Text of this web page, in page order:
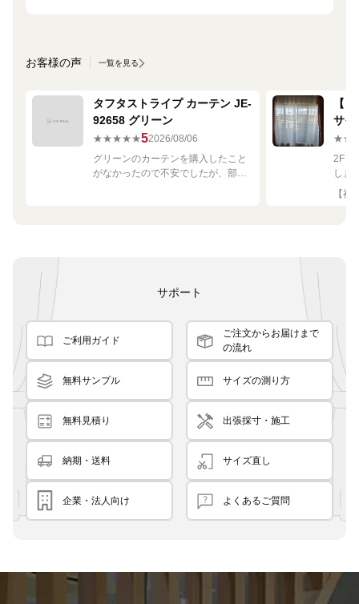
お客様の声 一覧を見る
タフタストライプ カーテン JE-
92658 グリーン
★★★★★52026/08/06
グリーンのカーテンを購入したこと
がなかったので不安でしたが、部屋
【
サイ
2Fリ
しま
し
で
【神
サポート
ご利用ガイド
ご注文からお届けまで
の流れ
無料サンプル サイズの測り方
無料見積り 出張採寸・施工
納期・送料 サイズ直し
企業・法人向け よくあるご質問